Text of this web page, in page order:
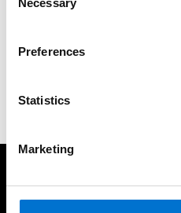
Selection
Necessary
Preferences
Statistics
Marketing
A vos côtés